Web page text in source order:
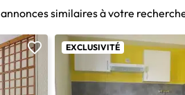
similaires à votre
EXCLUSIVITÉ